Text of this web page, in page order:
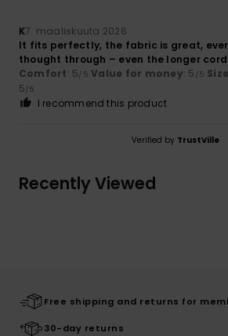
K7. maaliskuuta 2026
It fits perfectly, the fabric is great,
thought through – even the longer
Comfort: 5/5 Value for money: 5 /5 Size
5/5
I recommend this product
Verified by TrustVille
Recently Viewed
Free shipping and returns for
30-day returns